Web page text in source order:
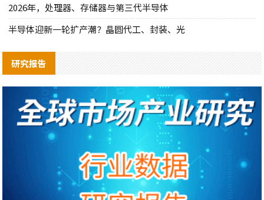
2026年，处理器、存储器与第三代半导体
半导体迎新一轮扩产潮？晶圆代工、封装、光
研究报告